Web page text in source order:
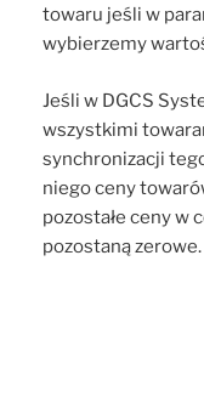
towaru jeśli w
wybierzemy
Jeśli w DGCS
wszystkimi
synchronizacji
niego ceny
pozostałe ceny w
pozostaną zerowe.